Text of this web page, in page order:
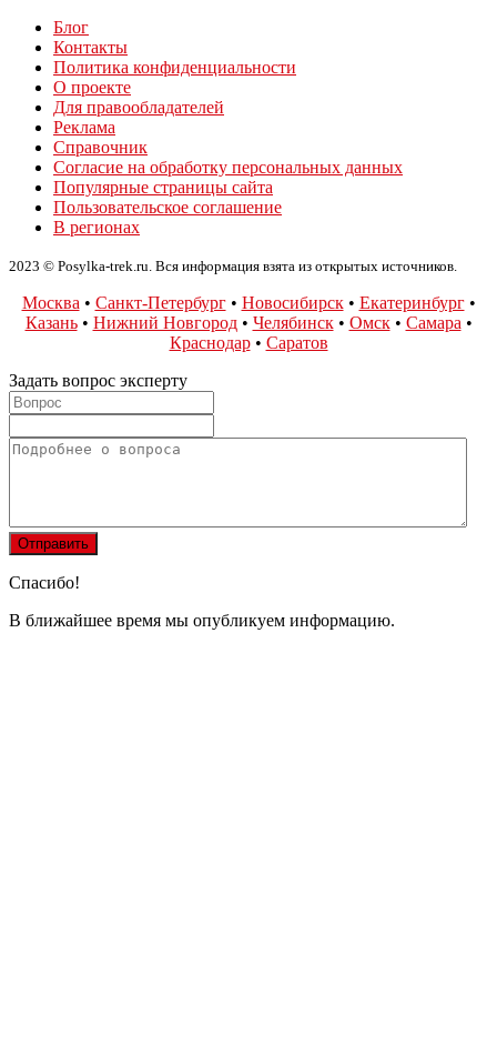
Блог
Контакты
Политика конфиденциальности
О проекте
Для правообладателей
Реклама
Справочник
Согласие на обработку персональных данных
Популярные страницы сайта
Пользовательское соглашение
В регионах
2023 © Posylka-trek.ru. Вся информация взята из открытых источников.
Москва • Санкт-Петербург• Новосибирск• Екатеринбург•
Казань• Нижний Новгород• Челябинск• Омск• Самара •
Краснодар• Саратов
Задать вопрос эксперту
Спасибо!
В ближайшее время мы опубликуем информацию.